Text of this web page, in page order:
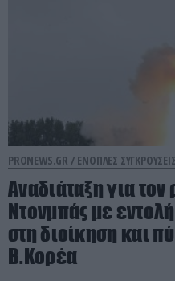
PRONEWS.GR / ΕΝΟΠΛΕΣ ΣΥΓΚΡΟΥΣΕΙΣ
Αναδιάταξη για
Ντονμπάς με
στη διοίκηση και
Β.Κορέα